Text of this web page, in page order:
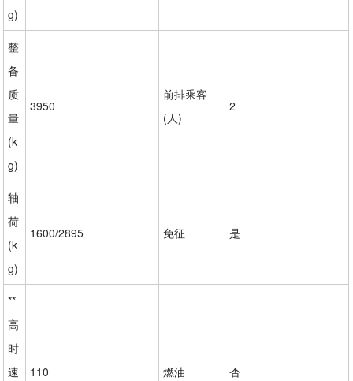
g)
整
备
质
量
(k
g)
3950
前排乘客
(人)
2
轴
荷
(k
g)
1600/2895 免征 是
**
高
时
速
110 燃油 否